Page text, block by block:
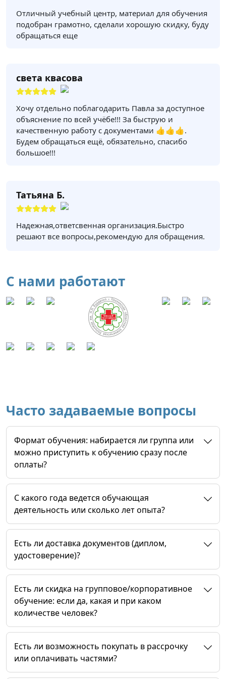
Отличный учебный центр, материал для обучения
подобран грамотно, сделали хорошую скидку, буду
обращаться еще
света квасова
Хочу отдельно поблагодарить Павла за доступное
объяснение по всей учёбе!!! За быструю и
качественную работу с документами 👍👍👍.
Будем обращаться ещё, обязательно, спасибо
большое!!!
Татьяна Б.
Надежная,ответсвенная организация.Быстро
решают все вопросы,рекомендую для обращения.
С нами работают
Часто задаваемые вопросы
Формат обучения: набирается ли группа или
можно приступить к обучению сразу после
оплаты?
C какого года ведется обучающая
деятельность или сколько лет опыта?
Есть ли доставка документов (диплом,
удостоверение)?
Есть ли скидка на групповое/корпоративное
обучение: если да, какая и при каком
количестве человек?
Есть ли возможность покупать в рассрочку
или оплачивать частями?